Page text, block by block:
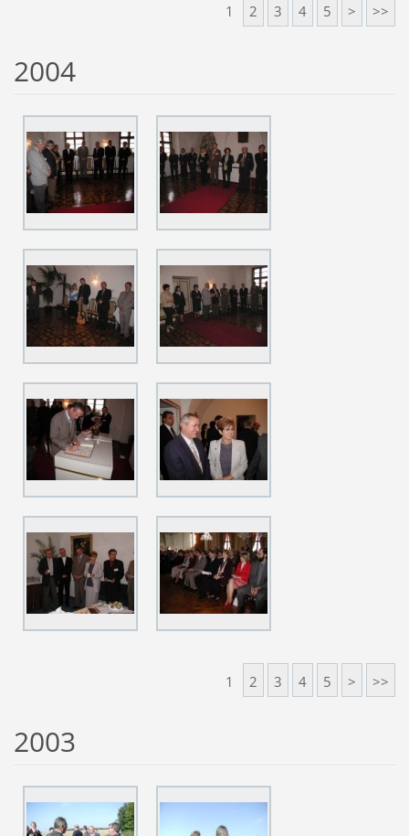
1 2 3 4 5 > >>
2004
1 2 3 4 5 > >>
2003